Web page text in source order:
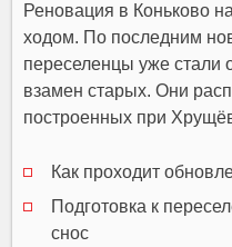
Реновация в Коньково
ходом. По последним
переселенцы уже стали
взамен старых. Они
построенных при
Как проходит
Подготовка к
снос